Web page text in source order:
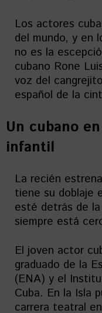
Los actores
del mundo, y en
no es la
cubano Rone
voz del
español de la
Un cubano
infantil
La recién
tiene su doblaje
esté detrás de
siempre está
El joven actor
graduado de la
(ENA) y el
Cuba. En la Isla
carrera teatral en